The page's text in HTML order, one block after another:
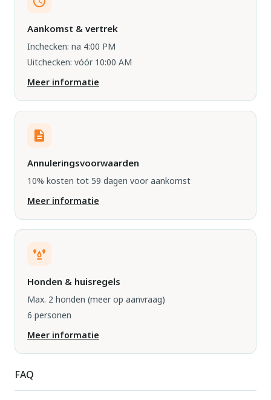
Aankomst & vertrek
Inchecken: na 4:00 PM
Uitchecken: vóór 10:00 AM
Meer informatie
Annuleringsvoorwaarden
10% kosten tot 59 dagen voor aankomst
Meer informatie
Honden & huisregels
Max. 2 honden (meer op aanvraag)
6 personen
Meer informatie
FAQ